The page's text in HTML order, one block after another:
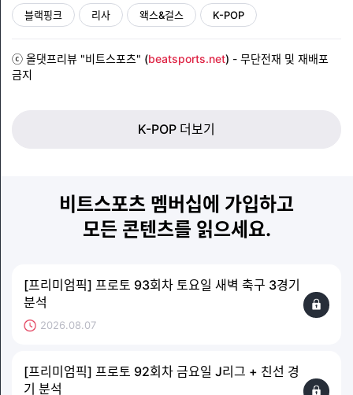
블랙핑크 리사 왝스&걸스 K-POP
ⓒ 올댓프리뷰 "비트스포츠" (beatsports.net) - 무단전재 및 재배포
금지
K-POP 더보기
비트스포츠 멤버십에 가입하고
모든 콘텐츠를 읽으세요.
[프리미엄픽] 프로토 93회차 토요일 새벽 축구 3경기
분석
2026.08.07
[프리미엄픽] 프로토 92회차 금요일 J리그 + 친선 경
기 분석